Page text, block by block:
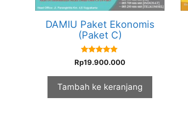
DAMIU Paket Ekonomis
(Paket C)
5.00
out of 5
Rp19.900.000
Tambah ke keranjang